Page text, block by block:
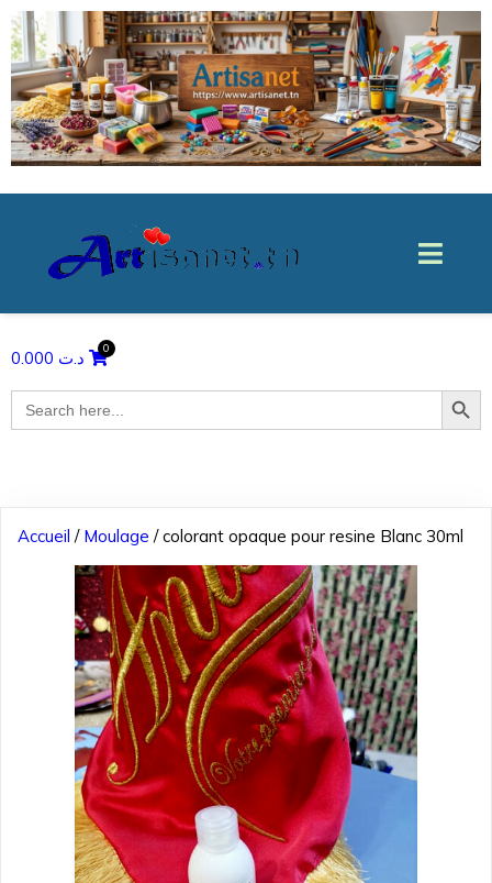
د.ت
Search
for:
Search Button
Accueil / Moulage / colorant opaque pour resine Blanc 30ml